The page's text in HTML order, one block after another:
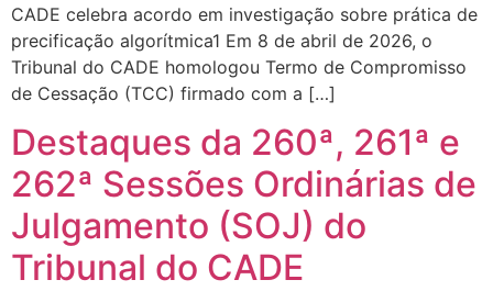
CADE celebra acordo em investigação sobre prática de
precificação algorítmica1 Em 8 de abril de 2026, o
Tribunal do CADE homologou Termo de Compromisso
de Cessação (TCC) firmado com a […]
Destaques da 260ª, 261ª e
262ª Sessões Ordinárias de
Julgamento (SOJ) do
Tribunal do CADE